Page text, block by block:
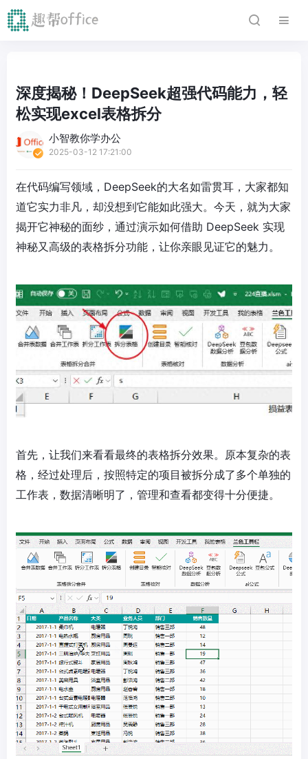
深度揭秘！DeepSeek超强代码能力，轻
松实现excel表格拆分
小智教你学办公
2025-03-12 17:21:00
在代码编写领域，DeepSeek的大名如雷贯耳，大家都知
道它实力非凡，却没想到它能如此强大。今天，就为大家
揭开它神秘的面纱，通过演示如何借助 DeepSeek 实现
神秘又高级的表格拆分功能，让你亲眼见证它的魅力。
首先，让我们来看看最终的表格拆分效果。原本复杂的表
格，经过处理后，按照特定的项目被拆分成了多个单独的
工作表，数据清晰明了，管理和查看都变得十分便捷。